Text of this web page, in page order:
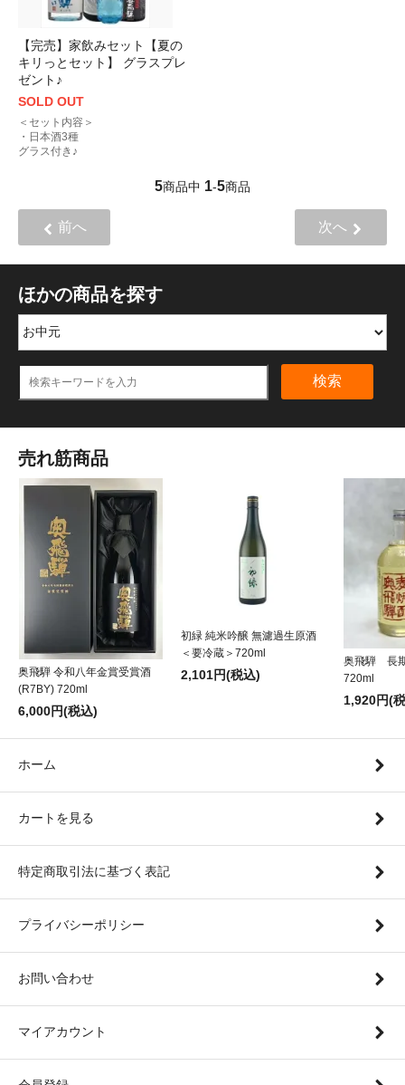
【完売】家飲みセット【夏の
キリっとセット】 グラスプレ
ゼント♪
SOLD OUT
＜セット内容＞
・日本酒3種
グラス付き♪
5商品中 1-5商品
前へ 次へ
ほかの商品を探す
検索
売れ筋商品
奥飛騨 令和八年金賞受賞酒
(R7BY) 720ml
6,000円(税込)
初緑 純米吟醸 無濾過生原酒
＜要冷蔵＞720ml
2,101円(税込)
奥飛騨 長
720ml
1,920円(
ホーム
カートを見る
特定商取引法に基づく表記
プライバシーポリシー
お問い合わせ
マイアカウント